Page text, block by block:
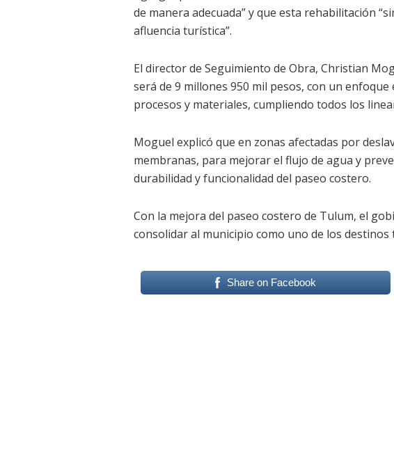
de manera adecuada” y que esta rehabilitación
afluencia turística”.
El director de Seguimiento de Obra, Christian
será de 9 millones 950 mil pesos, con un
procesos y materiales, cumpliendo todos los
Moguel explicó que en zonas afectadas por
membranas, para mejorar el flujo de agua y
durabilidad y funcionalidad del paseo costero.
Con la mejora del paseo costero de Tulum, el
consolidar al municipio como uno de los
Share on Facebook